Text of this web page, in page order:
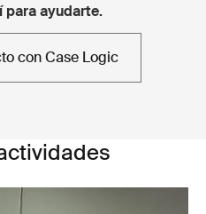
para ayudarte.
con Case Logic